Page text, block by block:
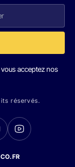
acceptez nos
réservés.